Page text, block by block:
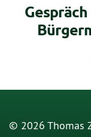
© 2026 Thomas